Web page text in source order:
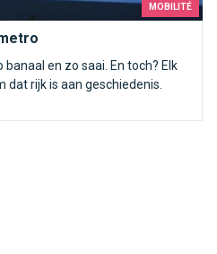
MOBILITÉ
en zo saai. En toch? Elk
rijk is aan geschiedenis.